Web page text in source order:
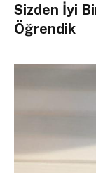
Sizden İyi
Öğrendik